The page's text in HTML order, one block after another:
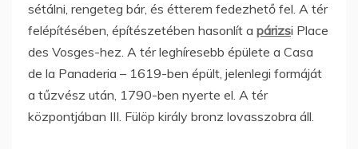
sétálni, rengeteg bár, és étterem fedezhető fel. A tér
felépítésében, építészetében hasonlít a párizsi Place
des Vosges-hez. A tér leghíresebb épülete a Casa
de la Panaderia – 1619-ben épült, jelenlegi formáját
a tűzvész után, 1790-ben nyerte el. A tér
központjában III. Fülöp király bronz lovasszobra áll.